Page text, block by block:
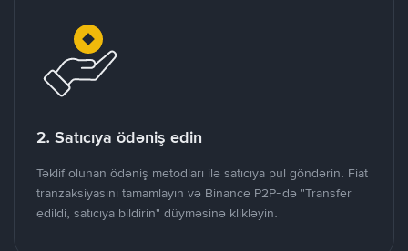
2. Satıcıya ödəniş edin
Təklif olunan ödəniş metodları ilə satıcıya pul göndərin. Fiat
tranzaksiyasını tamamlayın və Binance P2P-də "Transfer
edildi, satıcıya bildirin" düyməsinə klikləyin.